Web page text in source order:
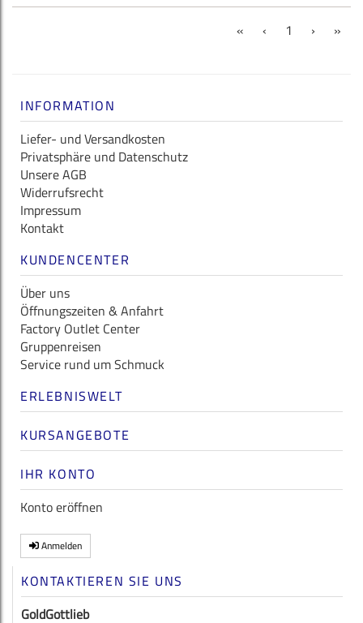
« ‹ 1 (current)
› »
INFORMATION
Liefer- und Versandkosten
Privatsphäre und Datenschutz
Unsere AGB
Widerrufsrecht
Impressum
Kontakt
KUNDENCENTER
Über uns
Öffnungszeiten & Anfahrt
Factory Outlet Center
Gruppenreisen
Service rund um Schmuck
ERLEBNISWELT
KURSANGEBOTE
IHR KONTO
Konto eröffnen
Anmelden
KONTAKTIEREN SIE UNS
GoldGottlieb